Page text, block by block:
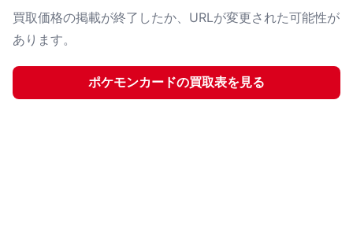
買取価格の掲載が終了したか、URLが変更された可能性が
あります。
ポケモンカードの買取表を見る